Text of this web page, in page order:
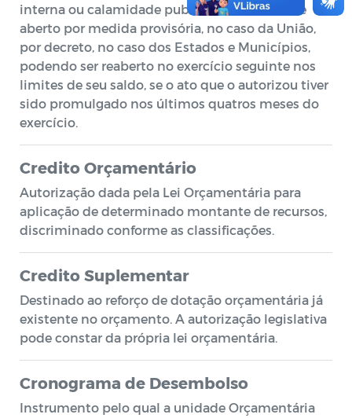
interna ou calamidade publica. É autorizado e
aberto por medida provisória, no caso da União,
por decreto, no caso dos Estados e Municípios,
podendo ser reaberto no exercício seguinte nos
limites de seu saldo, se o ato que o autorizou tiver
sido promulgado nos últimos quatros meses do
exercício.
Credito Orçamentário
Autorização dada pela Lei Orçamentária para
aplicação de determinado montante de recursos,
discriminado conforme as classificações.
Credito Suplementar
Destinado ao reforço de dotação orçamentária já
existente no orçamento. A autorização legislativa
pode constar da própria lei orçamentária.
Cronograma de Desembolso
Instrumento pelo qual a unidade Orçamentária